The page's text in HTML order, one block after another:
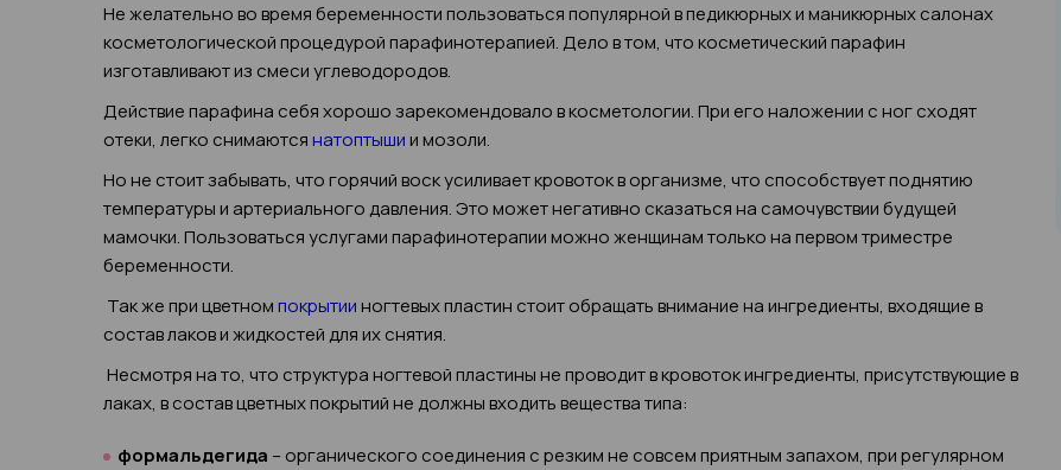
Не желательно во время беременности пользоваться популярной в педикюрных и маникюрных салонах
косметологической процедурой парафинотерапией. Дело в том, что косметический парафин
изготавливают из смеси углеводородов.
Действие парафина себя хорошо зарекомендовало в косметологии. При его наложении с ног сходят
отеки, легко снимаютсянатоптышии мозоли.
Но не стоит забывать, что горячий воск усиливает кровоток в организме, что способствует поднятию
температуры и артериального давления. Это может негативно сказаться на самочувствии будущей
мамочки. Пользоваться услугами парафинотерапии можно женщинам только на первом триместре
беременности.
Так же при цветномпокрытииногтевых пластин стоит обращать внимание на ингредиенты, входящие в
состав лаков и жидкостей для их снятия.
Несмотря на то, что структура ногтевой пластины не проводит в кровоток ингредиенты, присутствующие в
лаках, в состав цветных покрытий не должны входить вещества типа:
формальдегида – органического соединения с резким не совсем приятным запахом, при регулярном